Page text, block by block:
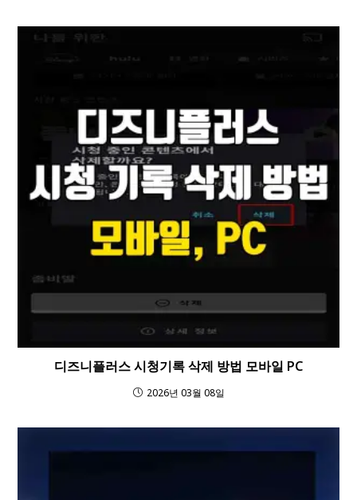
디즈니플러스 시청기록 삭제 방법 모바일 PC
2026년 03월 08일